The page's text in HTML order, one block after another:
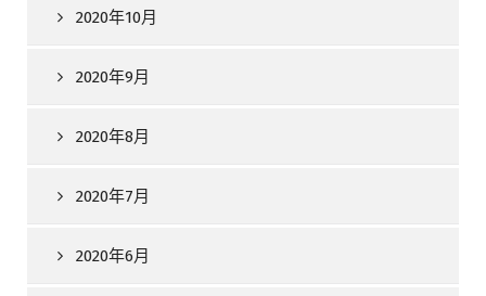
2020年10月
2020年9月
2020年8月
2020年7月
2020年6月